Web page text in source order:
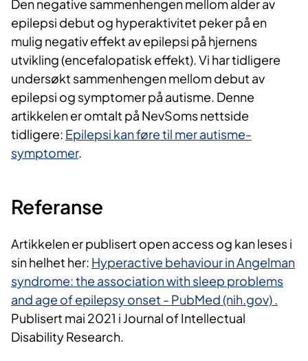
Den negative sammenhengen mellom alder av
epilepsi debut og hyperaktivitet peker på en
mulig negativ effekt av epilepsi på hjernens
utvikling (encefalopatisk effekt). Vi har tidligere
undersøkt sammenhengen mellom debut av
epilepsi og symptomer på autisme. Denne
artikkelen er omtalt på NevSoms nettside
tidligere: Epilepsi kan føre til mer autisme-
symptomer.
Refer​​anse
Artikkelen er publisert open access og kan leses i
sin helhet her: Hyperactive behaviour in Angelman
syndrome: the association with sleep problems
and age of epilepsy onset - PubMed (nih.gov) .
Publisert mai 2021 i Journal of Intellectual
Disability Research.